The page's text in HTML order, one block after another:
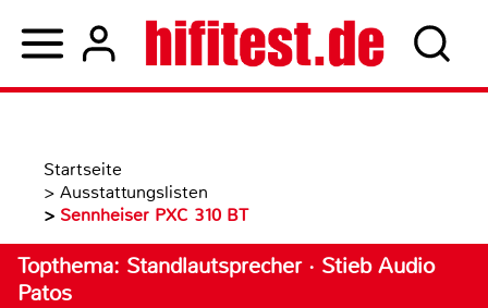
Startseite
> Ausstattungslisten
> Sennheiser PXC 310 BT
Topthema: Standlautsprecher · Stieb Audio
Patos